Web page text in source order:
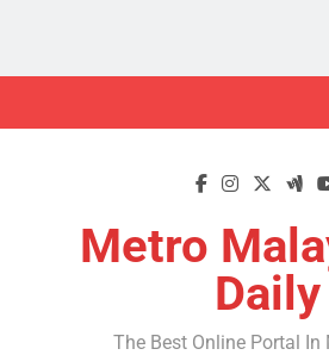
Metro
Daily
The Best Online Portal